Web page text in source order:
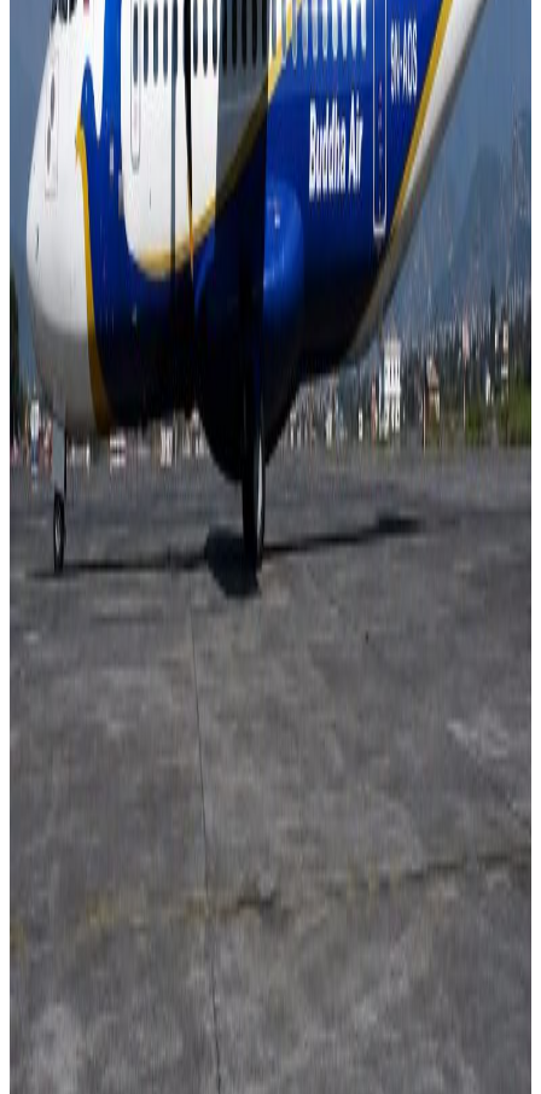
टेवा पुग्नेछ । सम्पर्क इमेल : info@nepaltube.com.au
शेयर:
प्रतिक्रिया दिनुहोस
टिप्पणीहरू लोड हुँदैछ…
ट्यागहरू
##CAN##Cricket ##Nepal Premiar legue##NPl Season- 2
सम्बन्धित समाचार
आदिवासी जनजातिका केही समुदाय संकटमा?
२०२६ अगस्ट १०
दक्षिण कोरियामा ट्यांकीभित्र पसेका नेपाली श्रमिकको
मृत्यु
२०२६ अगस्ट १०
नेपाली कांग्रेसको आमन्त्रित केन्द्रीय सदस्यमा
अमेरिकामा बस्ने खगेन्द्र जिसी मनोनीत
२०२६ अगस्ट ४
सुनसरी घटनामा प्रधानमन्त्री बालेनको सम्बोधन- संयम
र सहिष्णुता अपनाउन आह्वान
२०२६ जुलाई ३१